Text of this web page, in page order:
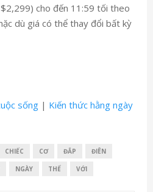
cho đến 11:59 tối theo
dù giá có thể thay đổi bất kỳ
sống | Kiến thức hằng ngày
CHIẾC CƠ ĐẮP ĐIÊN
NGÀY THỂ VỚI